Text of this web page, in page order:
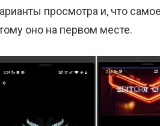
просмотра и, что
оно на первом месте.